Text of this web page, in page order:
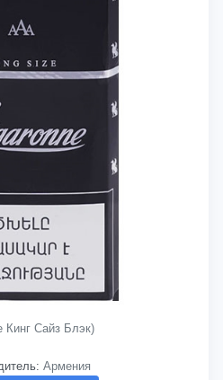
Кинг Сайз Блэк)
Армения